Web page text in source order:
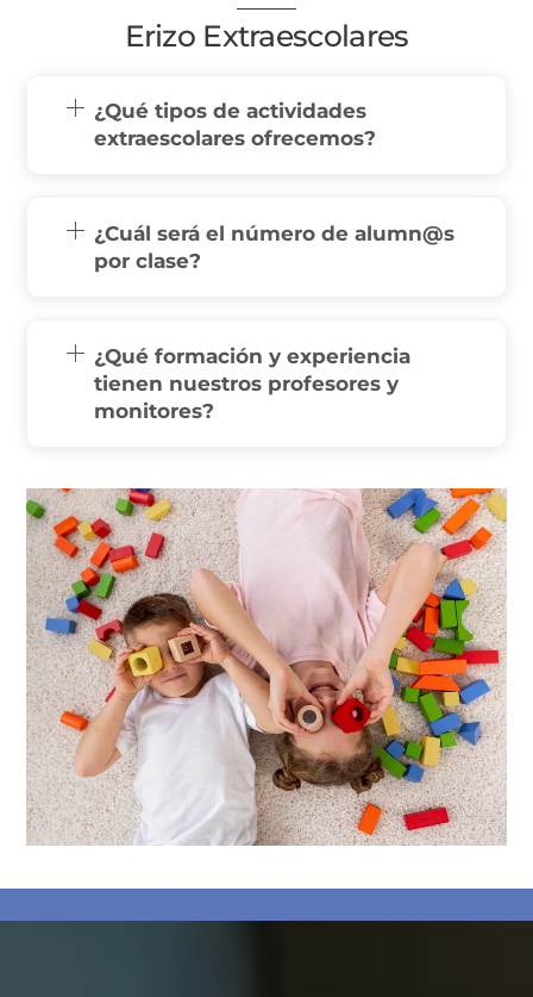
Erizo Extraescolares
¿Qué tipos de actividades
extraescolares ofrecemos?
¿Cuál será el número de alumn@s
por clase?
¿Qué formación y experiencia
tienen nuestros profesores y
monitores?